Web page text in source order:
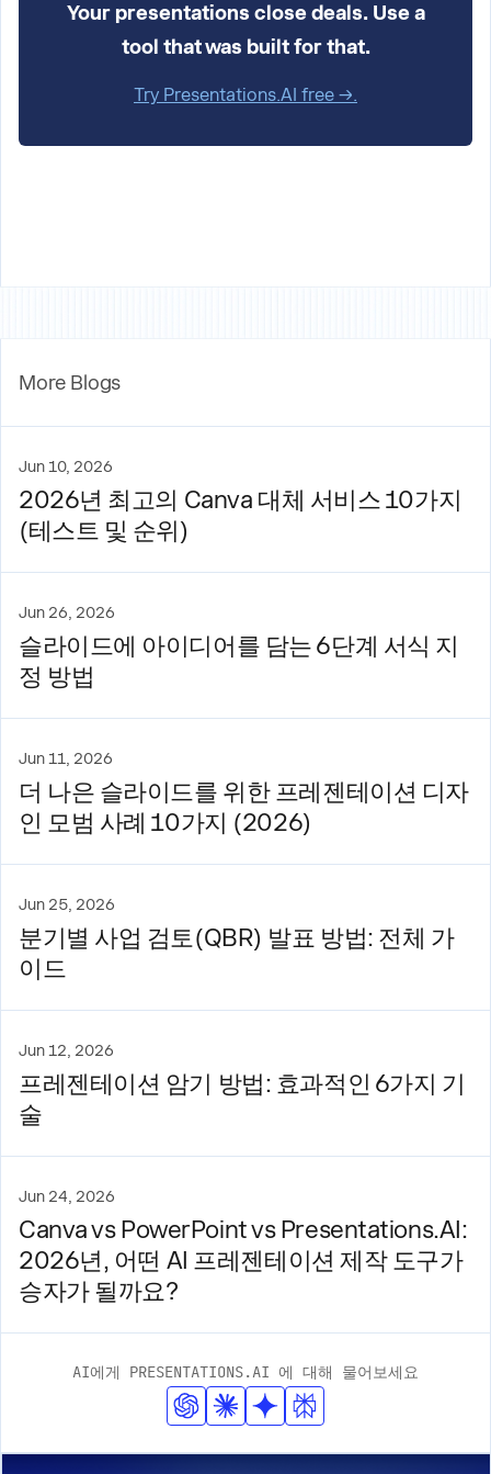
Your presentations close deals. Use a
tool that was built for that.
Try Presentations.AI free →.
More Blogs
Jun 10, 2026
2026년 최고의 Canva 대체 서비스 10가지
(테스트 및 순위)
Jun 26, 2026
슬라이드에 아이디어를 담는 6단계 서식 지
정 방법
Jun 11, 2026
더 나은 슬라이드를 위한 프레젠테이션 디자
인 모범 사례 10가지 (2026)
Jun 25, 2026
분기별 사업 검토(QBR) 발표 방법: 전체 가
이드
Jun 12, 2026
프레젠테이션 암기 방법: 효과적인 6가지 기
술
Jun 24, 2026
Canva vs PowerPoint vs Presentations.AI:
2026년, 어떤 AI 프레젠테이션 제작 도구가
승자가 될까요?
AI에게 PRESENTATIONS.AI 에 대해 물어보세요